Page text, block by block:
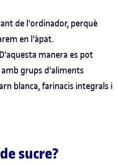
de l'ordinador, perquè
en l'àpat.
D'aquesta manera es pot
grups d'aliments
blanca, farinacis integrals i
sucre?